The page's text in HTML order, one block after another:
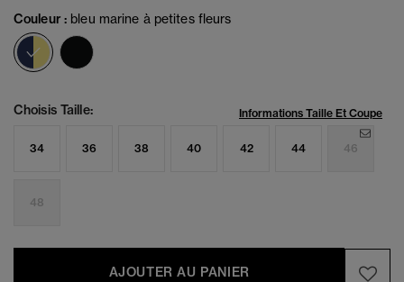
Couleur : bleu marine à petites fleurs
sélectionné
Choisis Taille: Informations Taille Et Coupe
34 36 38 40 42 44 46
48
AJOUTER AU PANIER